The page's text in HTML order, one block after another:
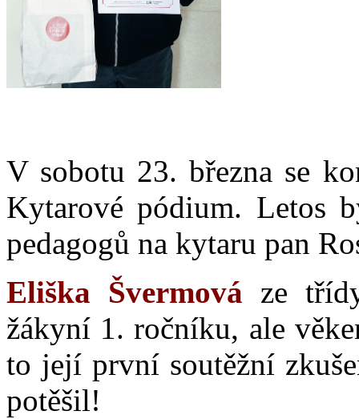
V sobotu 23. března se
Kytarové pódium. Letos
pedagogů na kytaru pan
Eliška Švermová ze
žákyní 1. ročníku, ale
to její první soutěžní
potěšil!